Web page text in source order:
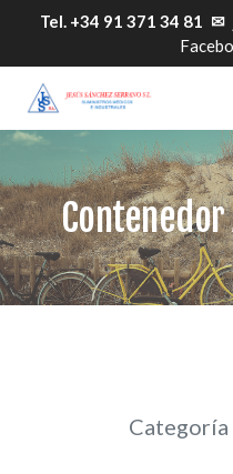
Tel. +34 91 371 34 81 ✉